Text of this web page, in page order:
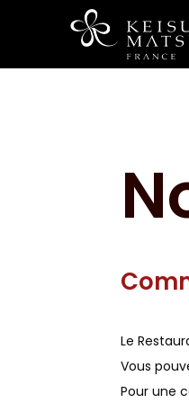
Le
Vous
Pour une